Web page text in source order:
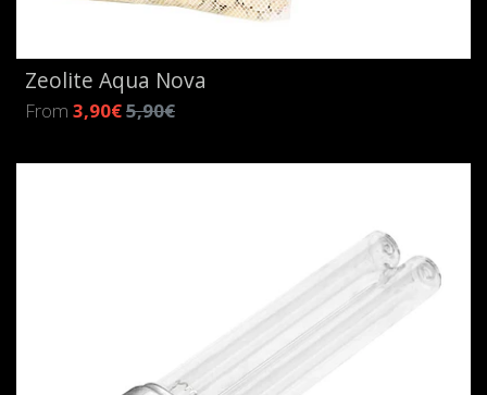
Zeolite Aqua Nova
From 3,90€5,90€